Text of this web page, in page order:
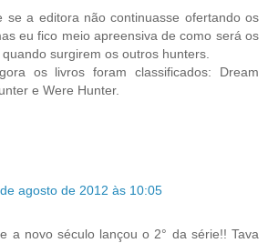
se a editora não continuasse ofertando os
eu fico meio apreensiva de como será os
surgirem os outros hunters.
os livros foram classificados: Dream
e Were Hunter.
agosto de 2012 às 10:05
a novo século lançou o 2° da série!! Tava